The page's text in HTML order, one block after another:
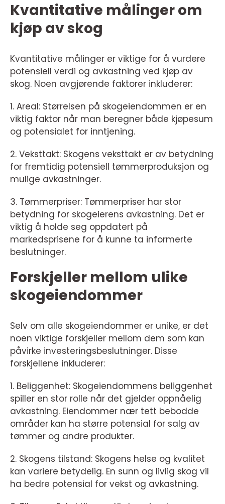
Kvantitative målinger om
kjøp av skog
Kvantitative målinger er viktige for å vurdere
potensiell verdi og avkastning ved kjøp av
skog. Noen avgjørende faktorer inkluderer:
1. Areal: Størrelsen på skogeiendommen er en
viktig faktor når man beregner både kjøpesum
og potensialet for inntjening.
2. Veksttakt: Skogens veksttakt er av betydning
for fremtidig potensiell tømmerproduksjon og
mulige avkastninger.
3. Tømmerpriser: Tømmerpriser har stor
betydning for skogeierens avkastning. Det er
viktig å holde seg oppdatert på
markedsprisene for å kunne ta informerte
beslutninger.
Forskjeller mellom ulike
skogeiendommer
Selv om alle skogeiendommer er unike, er det
noen viktige forskjeller mellom dem som kan
påvirke investeringsbeslutninger. Disse
forskjellene inkluderer:
1. Beliggenhet: Skogeiendommens beliggenhet
spiller en stor rolle når det gjelder oppnåelig
avkastning. Eiendommer nær tett bebodde
områder kan ha større potensial for salg av
tømmer og andre produkter.
2. Skogens tilstand: Skogens helse og kvalitet
kan variere betydelig. En sunn og livlig skog vil
ha bedre potensial for vekst og avkastning.